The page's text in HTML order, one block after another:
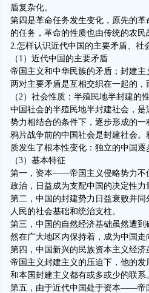
盾复杂化。
第四是革命任务发生变化，原先的
的任务，革命的性质也由传统的农民
2.怎样认识近代中国的主要矛盾、社
（1）近代中国的主要矛盾
帝国主义和中华民族的矛盾；封建
两对主要矛盾是互相交织在一起的，
（2）社会性质：半殖民地半封建的性
中国社会的半殖民地半封建社会，
势力相结合的条件下，逐步形成的一
鸦片战争前的中国社会是封建社会
质发生了根本性变化：独立的中国
（3）基本特征
第一，资本——帝国主义侵略势力不
政治，日益成为支配中国的决定性力
第二，中国的封建势力日益衰败并
人民的社会基础和统治支柱。
第三，中国的自然经济基础虽然遭
然在广大地区内保持着，成为中国走
第四，中国新兴的民族资本主义经
帝国主义封建主义的压迫下，他的
和本国封建主义都有或多或少的联系
第五，由于近代中国处于资本——帝